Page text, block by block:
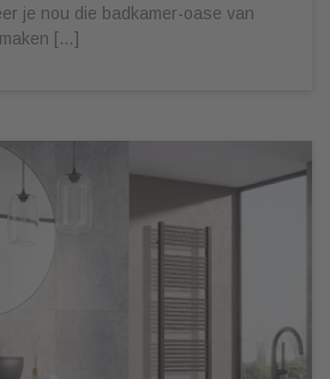
je nou die badkamer-oase van
[…]